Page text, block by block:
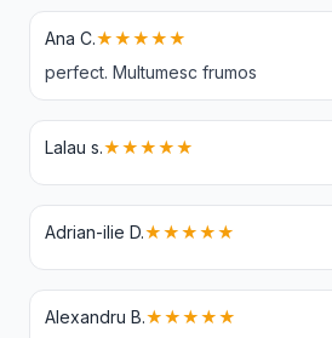
Ana C.★★★★★
perfect. Multumesc frumos
Lalau s.★★★★★
Adrian-ilie D.★★★★★
Alexandru B.★★★★★